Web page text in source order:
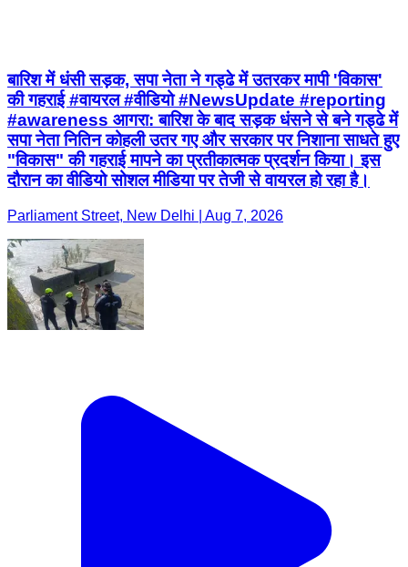
बारिश में धंसी सड़क, सपा नेता ने गड्ढे में उतरकर मापी 'विकास'
की गहराई #वायरल #वीडियो #NewsUpdate #reporting
#awareness आगरा: बारिश के बाद सड़क धंसने से बने गड्ढे में
सपा नेता नितिन कोहली उतर गए और सरकार पर निशाना साधते हुए
"विकास" की गहराई मापने का प्रतीकात्मक प्रदर्शन किया। इस
दौरान का वीडियो सोशल मीडिया पर तेजी से वायरल हो रहा है।
Parliament Street, New Delhi | Aug 7, 2026